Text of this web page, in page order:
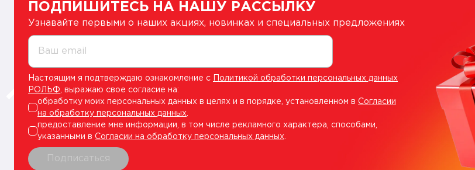
ПОДПИШИТЕСЬ НА НАШУ РАССЫЛКУ
Узнавайте первыми о наших акциях, новинках и специальных предложениях
Ваш email
Настоящим я подтверждаю ознакомление с
Политикой обработки персональных данных
РОЛЬФ , выражаю свое согласие на:
обработку моих персональных данных в целях и в порядке, установленном в Согласии
на обработку персональных данных
предоставление мне информации, в том числе рекламного характера, способами,
указанными в Согласии на обработку персональных данных
Подписаться